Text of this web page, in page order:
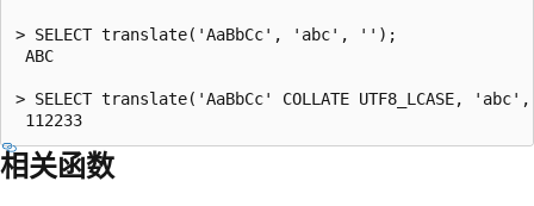
> SELECT translate('AaBbCc', 'abc', '');
ABC
> SELECT translate('AaBbCc' COLLATE UTF8_LCASE,
相关函数